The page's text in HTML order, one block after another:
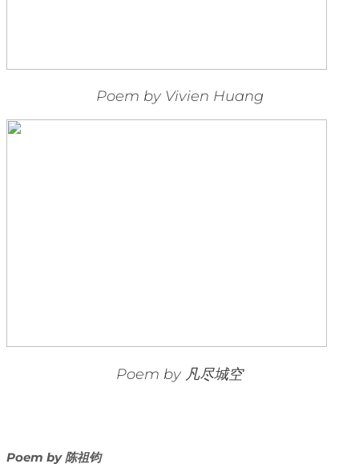
Poem by Vivien Huang
Poem by 凡尽城空
Poem by 陈祖钧